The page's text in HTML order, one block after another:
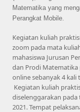
Matematika yang
Perangkat Mobile.
Kegiatan kuliah
zoom pada mata
mahasiswa Jurusan
dan Prodi Matematika
online sebanyak4 kali
Kegiatan kuliah
diselenggarakan pada
2021. Tempat